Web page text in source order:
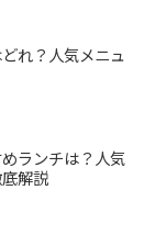
れ？人気メニュ
ランチは？人気
解説